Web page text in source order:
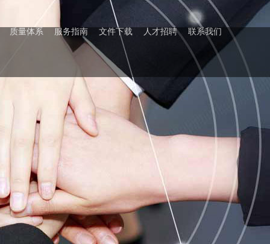
质量体系 服务指南 文件下载 人才招聘 联系我们